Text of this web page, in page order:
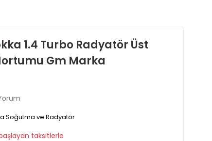
1.4 Turbo Radyatör Üst
Gm Marka
Soğutma ve Radyatör
taksitlerle